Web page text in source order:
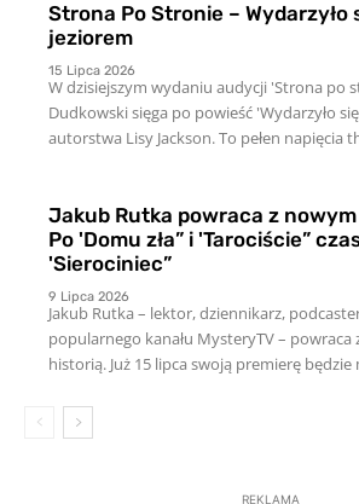
Strona Po Stronie – Wydarzyło
jeziorem
15 Lipca 2026
W dzisiejszym wydaniu audycji 'Strona po
Dudkowski sięga po powieść 'Wydarzyło
autorstwa Lisy Jackson. To pełen napięcia
Jakub Rutka powraca z
Po 'Domu zła” i 'Tarociście”
'Sierociniec”
9 Lipca 2026
Jakub Rutka – lektor, dziennikarz,
popularnego kanału MysteryTV – powraca
historią. Już 15 lipca swoją premierę będzie
REKLAMA